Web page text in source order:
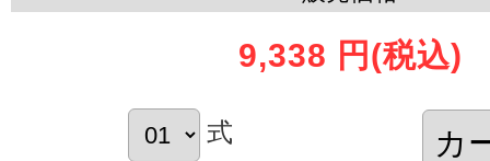
9,338 円 (税込)
式